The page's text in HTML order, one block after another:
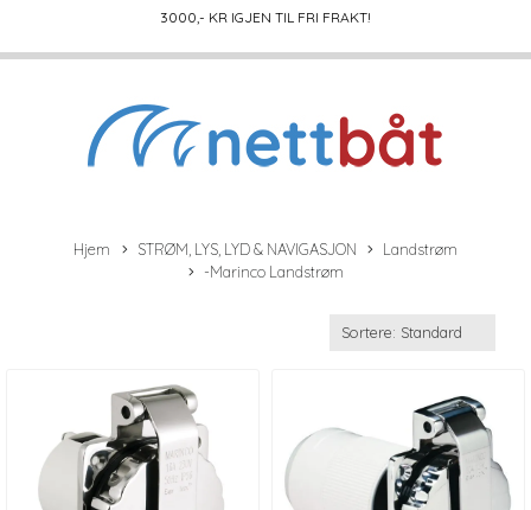
3000,- KR IGJEN TIL FRI FRAKT!
Hjem STRØM, LYS, LYD & NAVIGASJON
Landstrøm
-Marinco Landstrøm